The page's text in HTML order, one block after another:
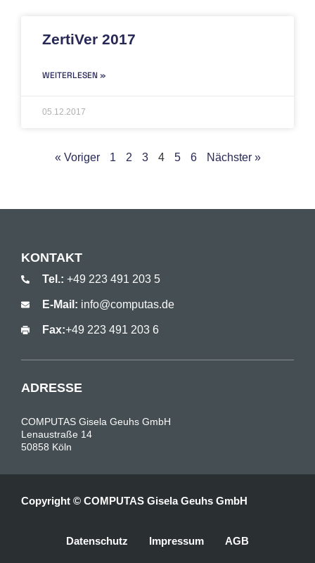
ZertiVer 2017
WEITERLESEN »
05.12.2017
« Voriger 1 2 3 4 5 6 Nächster »
KONTAKT
Tel.: +49 223 491 203 5
E-Mail: info@computas.de
Fax:+49 223 491 203 6
ADRESSE
COMPUTAS Gisela Geuhs GmbH
Lenaustraße 14
50858 Köln
Copyright © COMPUTAS Gisela Geuhs GmbH
Datenschutz Impressum AGB